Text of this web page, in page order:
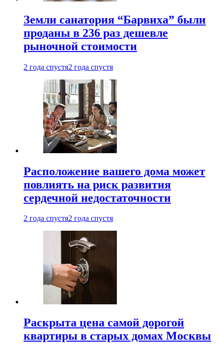
Земли санатория “Барвиха” были
проданы в 236 раз дешевле
рыночной стоимости
2 года спустя2 года спустя
Расположение вашего дома может
повлиять на риск развития
сердечной недостаточности
2 года спустя2 года спустя
Раскрыта цена самой дорогой
квартиры в старых домах Москвы